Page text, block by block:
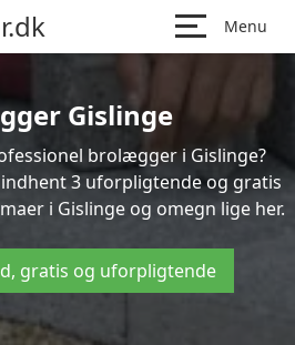
Menu
Gislinge
brolægger i Gislinge?
3 uforpligtende og gratis
i Gislinge og omegn lige her.
gratis og uforpligtende